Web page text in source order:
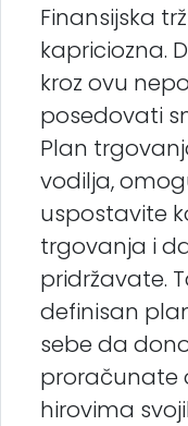
Finansijska
kapriciozna.
kroz ovu
posedovati
Plan
vodilja,
uspostavite
trgovanja i
pridržavate.
definisan
sebe da
proračunate
hirovima